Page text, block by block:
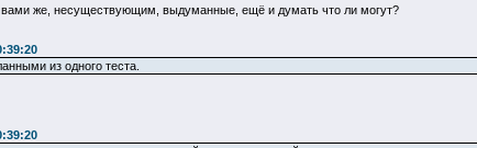
же, несуществующим, выдуманные, ещё и думать что ли могут?
из одного теста.